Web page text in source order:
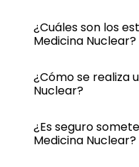
¿Cuáles son los
Medicina Nuclear?
¿Cómo se realiza
Nuclear?
¿Es seguro
Medicina Nuclear?